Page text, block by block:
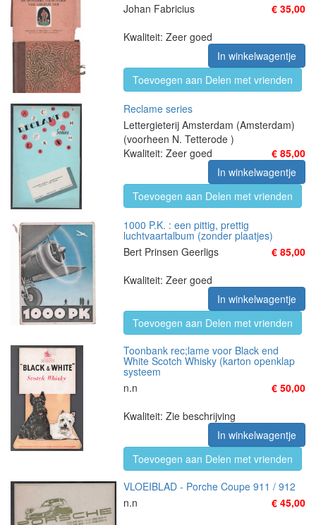
Johan Fabricius
€ 35,00
Kwaliteit: Zeer goed
In winkelwagentje
Toevoegen aan Delen met vrienden
Reclame series
Lettergieterij Amsterdam (Amsterdam)
(voorheen N. Tetterode )
€ 85,00
Kwaliteit: Zeer goed
In winkelwagentje
Toevoegen aan Delen met vrienden
1000 P.K. : een pittig, prettig
luchtvaartalbum (zonder plaatjes)
Bert Prinsen Geerligs
€ 85,00
Kwaliteit: Zeer goed
In winkelwagentje
Toevoegen aan Delen met vrienden
Toonbank rec;lame voor Black end
White Scotch Whisky (karton openklap
systeem
n.n
€ 50,00
Kwaliteit: Zie beschrijving
In winkelwagentje
Toevoegen aan Delen met vrienden
VLOEIBLAD - Porche Coupe 911 / 912
n.n
€ 45,00